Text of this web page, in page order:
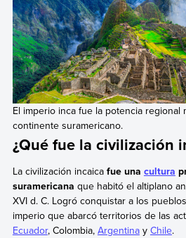
El imperio inca fue la potencia regional
continente suramericano.
¿Qué fue la civilización
La civilización incaica fue una cultura
suramericana que habitó el altiplano
XVI d. C. Logró conquistar a los
imperio que abarcó territorios de las
Ecuador, Colombia, Argentinay Chile.